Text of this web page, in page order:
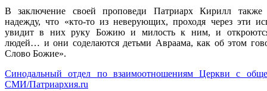
В заключение своей проповеди Патриарх Кирилл также
надежду, что «кто-то из неверующих, проходя через эти
увидит в них руку Божию и милость к ним, и
людей… и они соделаются детьми Авраама, как об этом
Слово Божие».
Синодальный отдел по взаимоотношениям Церкви с
СМИ/Патриархия.ru